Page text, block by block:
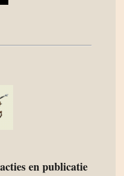
en publicatie